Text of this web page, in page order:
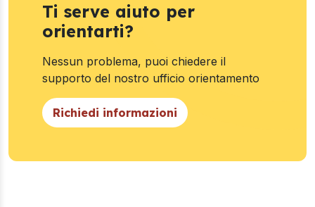
Ti serve aiuto per
orientarti?
Nessun problema, puoi chiedere il
supporto del nostro ufficio orientamento
Richiedi informazioni